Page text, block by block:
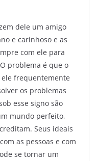
dele um amigo
e carinhoso e as
com ele para
problema é que o
ele frequentemente
os problemas
esse signo são
mundo perfeito,
Seus ideais
as pessoas e com
se tornar um